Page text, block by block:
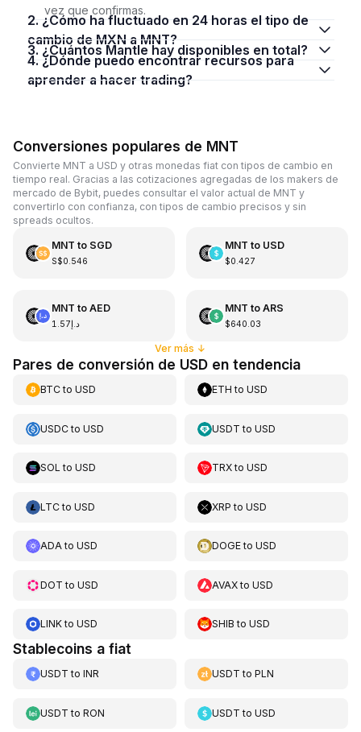
vez que confirmas.
2. ¿Cómo ha fluctuado en 24 horas el tipo de
cambio de MXN a MNT?
3. ¿Cuántos Mantle hay disponibles en total?
4. ¿Dónde puedo encontrar recursos para
aprender a hacer trading?
Conversiones populares de MNT
Convierte MNT a USD y otras monedas fiat con tipos de cambio en
tiempo real. Gracias a las cotizaciones agregadas de los makers de
mercado de Bybit, puedes consultar el valor actual de MNT y
convertirlo con confianza, con tipos de cambio precisos y sin
spreads ocultos.
MNT to SGD
S$0.546
MNT to USD
$0.427
MNT to AED
د.إ1.57
MNT to ARS
$640.03
Ver más ↓
Pares de conversión de USD en tendencia
BTCto USD ETH toUSD
USDCto USD USDT toUSD
SOL to USD TRXtoUSD
LTCto USD XRP toUSD
ADAto USD DOGEtoUSD
DOT to USD AVAXtoUSD
LINKto USD SHIB toUSD
Stablecoins a fiat
USDT to INR USDT toPLN
USDT to RON USDT toUSD